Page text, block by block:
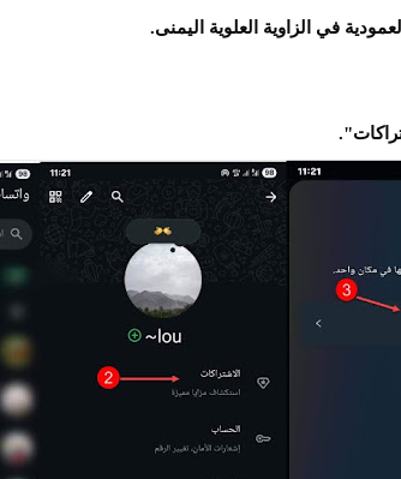
في الزاوية العلوية اليمنى.